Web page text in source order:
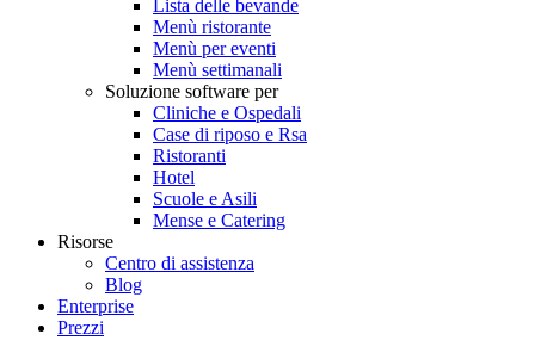
Lista delle bevande
Menù ristorante
Menù per eventi
Menù settimanali
Soluzione software per
Cliniche e Ospedali
Case di riposo e Rsa
Ristoranti
Hotel
Scuole e Asili
Mense e Catering
Risorse
Centro di assistenza
Blog
Enterprise
Prezzi